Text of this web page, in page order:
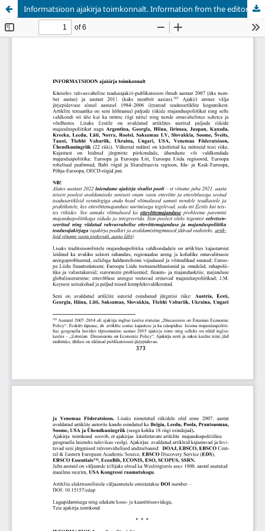
Informatsioon ajakirja toimkonnalt. Information from the editorial team